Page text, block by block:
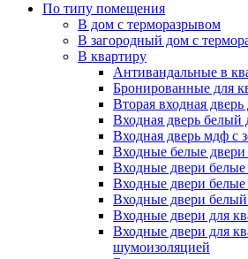
По типу помещения
В дом с терморазрывом
В загородный дом с
В квартиру
Антивандальные в
Бронированные для
Вторая входная
Входная дверь белый
Входная дверь мдф с
Входные белые
Входные двери белые
Входные двери белые
Входные двери
Входные двери для
Входные двери для
шумоизоляцией